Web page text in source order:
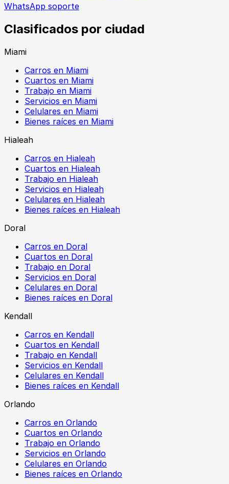
WhatsApp soporte
Clasificados por ciudad
Miami
Carros en Miami
Cuartos en Miami
Trabajo en Miami
Servicios en Miami
Celulares en Miami
Bienes raíces en Miami
Hialeah
Carros en Hialeah
Cuartos en Hialeah
Trabajo en Hialeah
Servicios en Hialeah
Celulares en Hialeah
Bienes raíces en Hialeah
Doral
Carros en Doral
Cuartos en Doral
Trabajo en Doral
Servicios en Doral
Celulares en Doral
Bienes raíces en Doral
Kendall
Carros en Kendall
Cuartos en Kendall
Trabajo en Kendall
Servicios en Kendall
Celulares en Kendall
Bienes raíces en Kendall
Orlando
Carros en Orlando
Cuartos en Orlando
Trabajo en Orlando
Servicios en Orlando
Celulares en Orlando
Bienes raíces en Orlando